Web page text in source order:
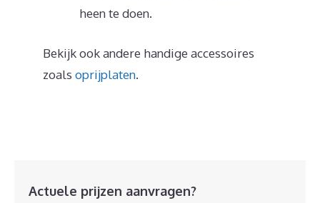
heen te doen.
Bekijk ook andere handige accessoires
zoals oprijplaten.
Actuele prijzen aanvragen?